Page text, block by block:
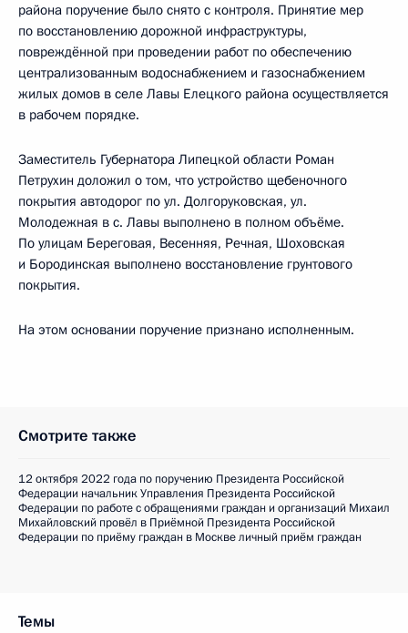
района поручение было снято с контроля. Принятие мер
по восстановлению дорожной инфраструктуры,
повреждённой при проведении работ по обеспечению
централизованным водоснабжением и газоснабжением
жилых домов в селе Лавы Елецкого района осуществляется
в рабочем порядке.
Заместитель Губернатора Липецкой области Роман
Петрухин доложил о том, что устройство щебеночного
покрытия автодорог по ул. Долгоруковская, ул.
Молодежная в с. Лавы выполнено в полном объёме.
По улицам Береговая, Весенняя, Речная, Шоховская
и Бородинская выполнено восстановление грунтового
покрытия.
На этом основании поручение признано исполненным.
Смотрите также
12 октября 2022 года по поручению Президента Российской
Федерации начальник Управления Президента Российской
Федерации по работе с обращениями граждан и организаций Михаил
Михайловский провёл в Приёмной Президента Российской
Федерации по приёму граждан в Москве личный приём граждан
Темы